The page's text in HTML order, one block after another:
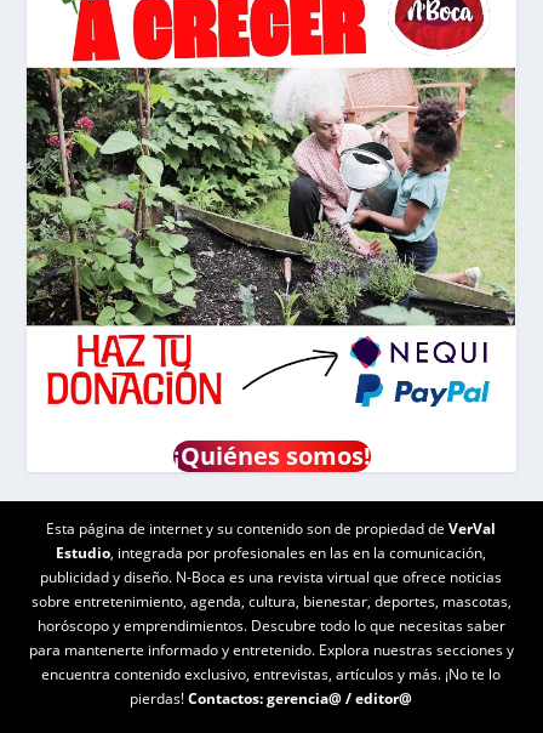
¡Quiénes somos!
Esta página de internet y su contenido son de propiedad deVerVal
Estudio, integrada por profesionales en las en la comunicación,
publicidad y diseño. N-Boca es una revista virtual que ofrece noticias
sobre entretenimiento, agenda, cultura, bienestar, deportes, mascotas,
horóscopo y emprendimientos. Descubre todo lo que necesitas saber
para mantenerte informado y entretenido. Explora nuestras secciones y
encuentra contenido exclusivo, entrevistas, artículos y más. ¡No te lo
pierdas!Contactos: gerencia@/editor@